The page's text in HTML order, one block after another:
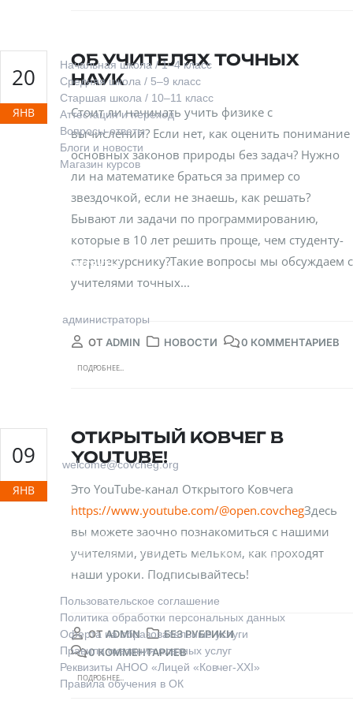
20
ЯНВ
ОБ УЧИТЕЛЯХ ТОЧНЫХ
НАУК
Стоит ли начинать учить физике с
вычислений? Если нет, как оценить понимание
основных законов природы без задач? Нужно
ли на математике браться за пример со
звездочкой, если не знаешь, как решать?
Бывают ли задачи по программированию,
которые в 10 лет решить проще, чем студенту-
старшекурснику?Такие вопросы мы обсуждаем с
учителями точных...
ОТ ADMIN НОВОСТИ 0 КОММЕНТАРИЕВ
ПОДРОБНЕЕ...
09
ЯНВ
ОТКРЫТЫЙ КОВЧЕГ В
YOUTUBE!
Это YouTube-канал Открытого Ковчега
https://www.youtube.com/@open.covchegЗдесь
вы можете заочно познакомиться с нашими
учителями, увидеть мельком, как проходят
наши уроки. Подписывайтесь!
ОТ ADMIN
БЕЗ РУБРИКИ
0 КОММЕНТАРИЕВ
ПОДРОБНЕЕ...
Начальная школа / 1–4 класс
Средняя школа / 5–9 класс
Старшая школа / 10–11 класс
Аттестация и переход
Вопросы-ответы
Блоги и новости
Магазин курсов
администраторы
welcome@covcheg.org
Контакты
Мы заботимся о безопасности ваших данных
и работаем в соответствии
с законодательством РФ. Вы можете подробно
изучить наши регламенты:
Пользовательское соглашение
Политика обработки персональных данных
Оферта на образовательные услуги
Правила оказания платных услуг
Реквизиты АНОО «Лицей «Ковчег-XXI»
Правила обучения в ОК